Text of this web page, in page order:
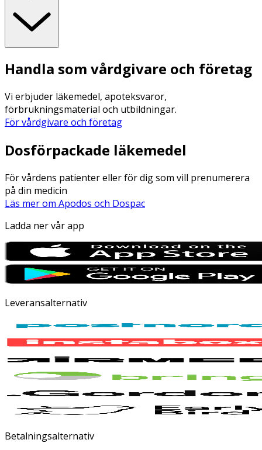
Handla som vårdgivare och företag
Vi erbjuder läkemedel, apoteksvaror,
förbrukningsmaterial och utbildningar.
För vårdgivare och företag
Dosförpackade läkemedel
För vårdens patienter eller för dig som vill prenumerera
på din medicin
Läs mer om Apodos och Dospac
Ladda ner vår app
Leveransalternativ
Betalningsalternativ